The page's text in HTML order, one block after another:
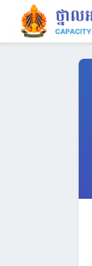
រំលងទៅកាន់មាតិកាមេ